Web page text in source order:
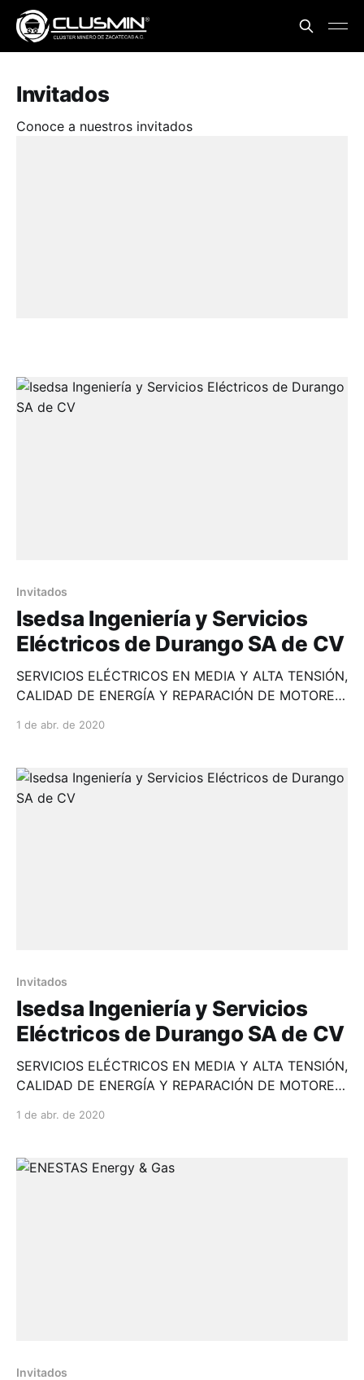
Invitados
Conoce a nuestros invitados
Invitados
Isedsa Ingeniería y Servicios
Eléctricos de Durango SA de CV
SERVICIOS ELÉCTRICOS EN MEDIA Y ALTA TENSIÓN,
CALIDAD DE ENERGÍA Y REPARACIÓN DE MOTORES
1 de abr. de 2020
Invitados
Isedsa Ingeniería y Servicios
Eléctricos de Durango SA de CV
SERVICIOS ELÉCTRICOS EN MEDIA Y ALTA TENSIÓN,
CALIDAD DE ENERGÍA Y REPARACIÓN DE MOTORES
1 de abr. de 2020
Invitados